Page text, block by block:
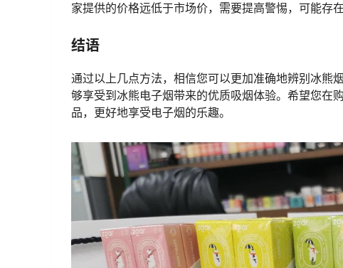
家提供的价格远低于市场价，需要提高警惕，可能存
结语
通过以上几点方法，相信您可以更加准确地辨别冰熊
够享受到冰熊电子烟带来的优质吸烟体验。希望您在
品，更好地享受电子烟的乐趣。